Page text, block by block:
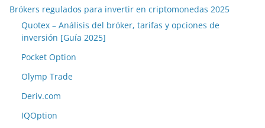
Brókers regulados para invertir en criptomonedas 2025
Quotex – Análisis del bróker, tarifas y opciones de
inversión [Guía 2025]
Pocket Option
Olymp Trade
Deriv.com
IQOption